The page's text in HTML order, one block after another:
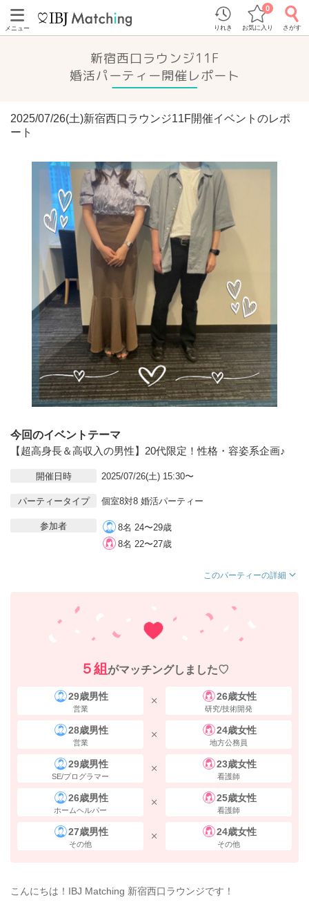
メニュー りれき お気に入り
0
さがす
新宿西口ラウンジ11F
婚活パーティー開催レポート
2025/07/26(土)新宿西口ラウンジ11F開催イベントのレポ
ート
今回のイベントテーマ
【超高身長＆高収入の男性】20代限定！性格・容姿系企画♪
開催日時 2025/07/26(土) 15:30〜
パーティータイプ 個室8対8 婚活パーティー
参加者
8名 24〜29歳
8名 22〜27歳
このパーティーの詳細
５組 がマッチングしました♡
29歳男性
営業
26歳女性
研究/技術開発
28歳男性
営業
24歳女性
地方公務員
29歳男性
SE/プログラマー
23歳女性
看護師
26歳男性
ホームヘルパー
25歳女性
看護師
27歳男性
その他
24歳女性
その他
こんにちは！IBJ Matching 新宿西口ラウンジです！